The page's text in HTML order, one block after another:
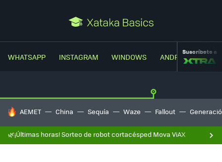
WHATSAPP INSTAGRAM WINDOWS ANDROIDSuscríbete a
HOY SE HABLA DE
AEMET China Sequía Waze Fallout
🌿¡Últimas horas! Sorteo de robot cortacésped Mova ViAX